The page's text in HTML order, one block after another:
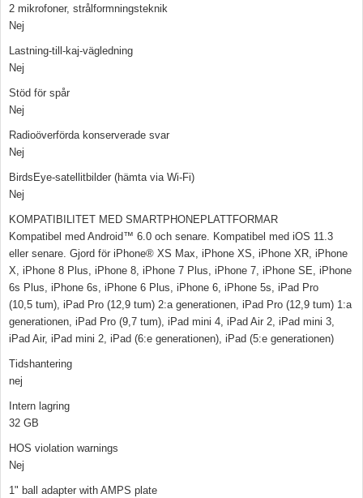
2 mikrofoner, strålformningsteknik
Nej
Lastning-till-kaj-vägledning
Nej
Stöd för spår
Nej
Radioöverförda konserverade svar
Nej
BirdsEye-satellitbilder (hämta via Wi-Fi)
Nej
KOMPATIBILITET MED SMARTPHONEPLATTFORMAR
Kompatibel med Android™ 6.0 och senare. Kompatibel med iOS 11.3
eller senare. Gjord för iPhone® XS Max, iPhone XS, iPhone XR, iPhone
X, iPhone 8 Plus, iPhone 8, iPhone 7 Plus, iPhone 7, iPhone SE, iPhone
6s Plus, iPhone 6s, iPhone 6 Plus, iPhone 6, iPhone 5s, iPad Pro
(10,5 tum), iPad Pro (12,9 tum) 2:a generationen, iPad Pro (12,9 tum) 1:a
generationen, iPad Pro (9,7 tum), iPad mini 4, iPad Air 2, iPad mini 3,
iPad Air, iPad mini 2, iPad (6:e generationen), iPad (5:e generationen)
Tidshantering
nej
Intern lagring
32 GB
HOS violation warnings
Nej
1" ball adapter with AMPS plate